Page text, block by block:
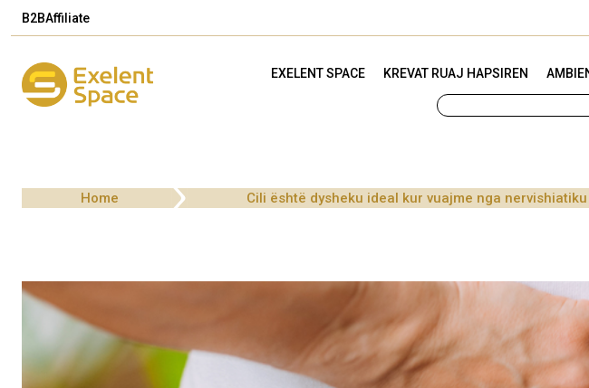
B2BAffiliate
EXELENT SPACE KREVAT RUAJ HAPSIREN
Home Cili është dysheku ideal kur vuajme nga nervishiatiku